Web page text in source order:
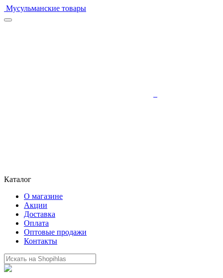
Мусульманские товары
Каталог
О магазине
Акции
Доставка
Оплата
Оптовые продажи
Контакты